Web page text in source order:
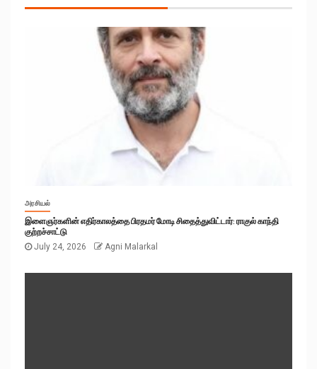
அரசியல்
இளைஞர்களின் எதிர்காலத்தை பிரதமர் மோடி சிதைத்துவிட்டார்: ராகுல் காந்தி
குற்றச்சாட்டு
July 24, 2026
Agni Malarkal